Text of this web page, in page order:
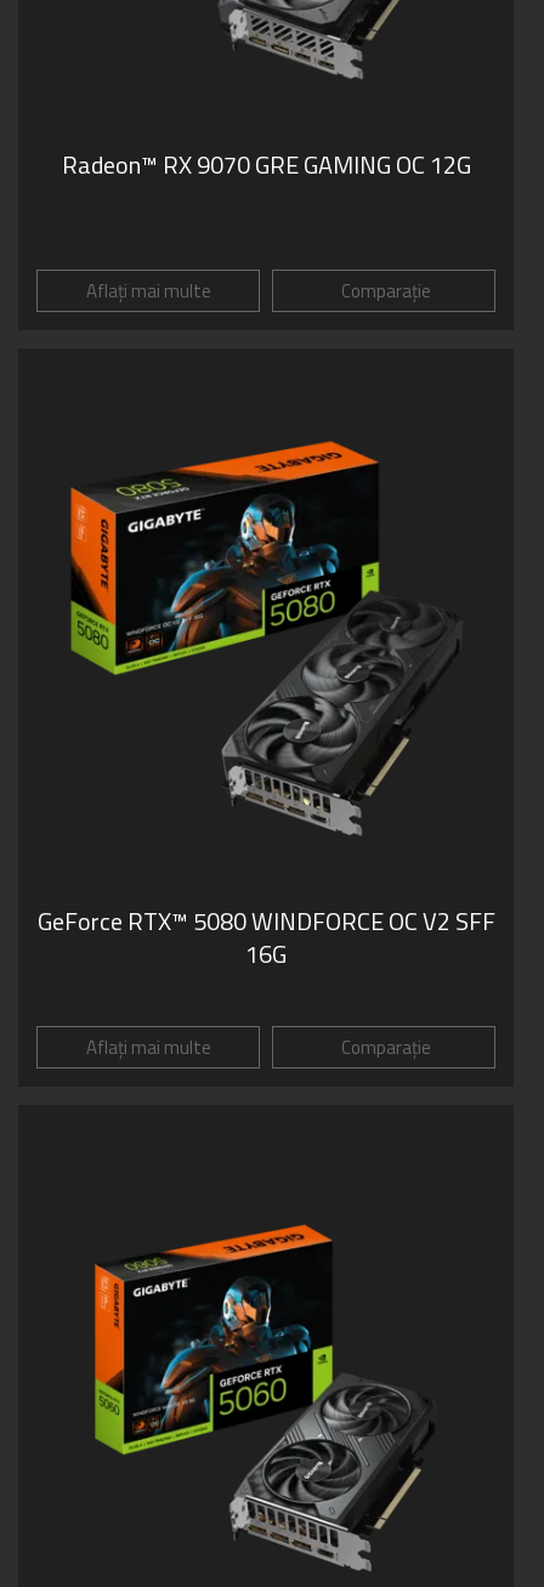
Radeon™ RX 9070 GRE GAMING OC 12G
Aflați mai multe Comparație
GeForce RTX­­™ 5080 WINDFORCE OC V2 SFF
16G
Aflați mai multe Comparație